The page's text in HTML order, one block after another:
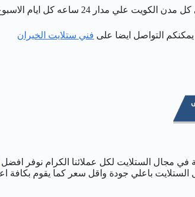
الاسبوع وبارخص الاسعار اتصل بنا افضل خدمة تجدها لدينا .
يمكنكم التواصل ايضا على فني ستلايت الخيران
مجال الستلايت لكل عملائنا الكرام نوفر افضل
باعلي جودة واقل سعر كما يقوم بكافة